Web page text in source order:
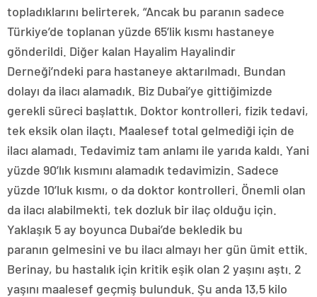
topladıklarını belirterek, “Ancak bu paranın sadece
Türkiye’de toplanan yüzde 65’lik kısmı hastaneye
gönderildi. Diğer kalan Hayalim Hayalindir
Derneği’ndeki para hastaneye aktarılmadı. Bundan
dolayı da ilacı alamadık. Biz Dubai’ye gittiğimizde
gerekli süreci başlattık. Doktor kontrolleri, fizik tedavi,
tek eksik olan ilaçtı. Maalesef total gelmediği için de
ilacı alamadı. Tedavimiz tam anlamı ile yarıda kaldı. Yani
yüzde 90’lık kısmını alamadık tedavimizin. Sadece
yüzde 10’luk kısmı, o da doktor kontrolleri. Önemli olan
da ilacı alabilmekti, tek dozluk bir ilaç olduğu için.
Yaklaşık 5 ay boyunca Dubai’de bekledik bu
paranın gelmesini ve bu ilacı almayı her gün ümit ettik.
Berinay, bu hastalık için kritik eşik olan 2 yaşını aştı. 2
yaşını maalesef geçmiş bulunduk. Şu anda 13,5 kilo